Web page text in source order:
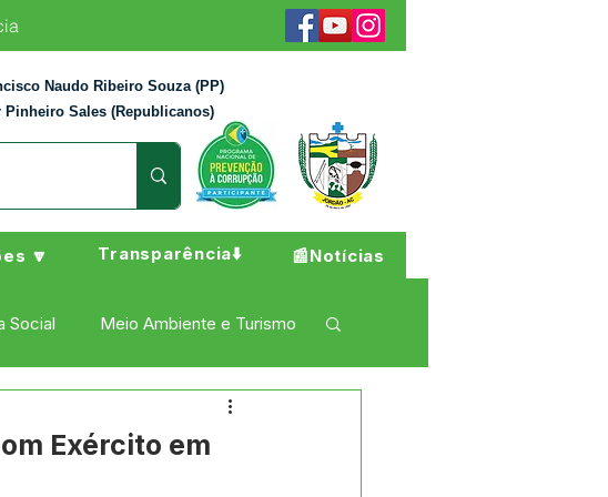
Naudo Ribeiro Souza (PP)
Pinheiro Sales (Republicanos)
🔽 Transparência⬇️ 📰Notícias
Social Meio Ambiente e Turismo
Campanhas
Exército em